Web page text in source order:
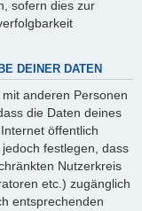
sofern dies zur
DEINER DATEN
anderen Personen
die Daten deines
öffentlich
festlegen, dass
Nutzerkreis
etc.) zugänglich
entsprechenden